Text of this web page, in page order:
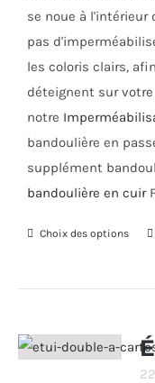
se noue à
pas
les coloris clairs,
déteignent sur
notre
bandoulière en
supplément
bandoulière en cuir
Choix des options